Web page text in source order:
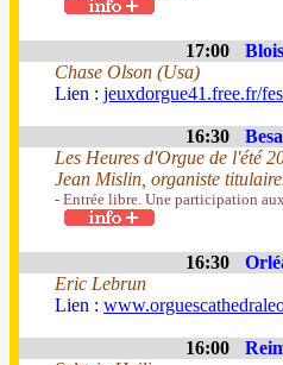
17:00
Chase Olson (Usa)
Lien : jeuxdorgue41.free.fr/
16:30
Les Heures d'Orgue de l'été
Jean Mislin, organiste
- Entrée libre. Une participation
16:30
Eric Lebrun
Lien :
16:00